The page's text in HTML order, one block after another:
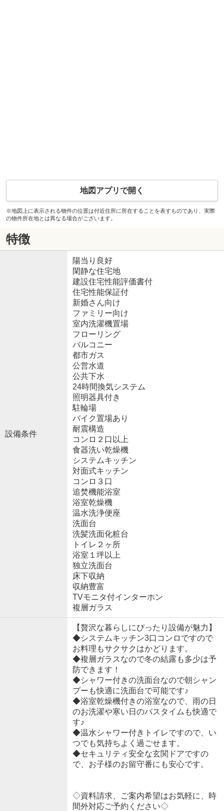
地図アプリで開く
※地図上に表示される物件の位置は付近住所に所在することを表すものであり、実際
の物件所在地とは異なる場合がございます。
特徴
設備条件
陽当り良好
閑静な住宅地
建設住宅性能評価書付
住宅性能保証付
新婚さん向け
ファミリー向け
室内洗濯機置場
フローリング
バルコニー
都市ガス
公営水道
公共下水
24時間換気システム
照明器具付き
駐輪場
バイク置場あり
耐震構造
コンロ２口以上
食器洗い乾燥機
システムキッチン
対面式キッチン
コンロ３口
追焚機能浴室
浴室乾燥機
温水洗浄便座
洗面台
洗髪洗面化粧台
トイレ２ヶ所
浴室１坪以上
独立洗面台
床下収納
収納豊富
TVモニタ付インターホン
複層ガラス
【贅沢な暮らしにぴったり設備が魅力】
◆システムキッチン3口コンロですので
お料理もサクサクはかどります。
◆複層ガラスなので冬の結露も多少は予
防できます！
◆シャワー付きの洗面台なので朝シャン
プーも快適に洗面台で可能です♪
◆浴室乾燥機付きの浴室なので、雨の日
のお洗濯や寒い日のバスタイムも快適で
す♪
◆温水シャワー付きトイレですので、い
つでも気持ちよく過ごせます。
◆セキュリティ安全な玄関ドアですの
で、お子様のお留守番にも安心です。
◇資料請求、ご案内希望はお気軽に、時
間外対応ご予約ください◇